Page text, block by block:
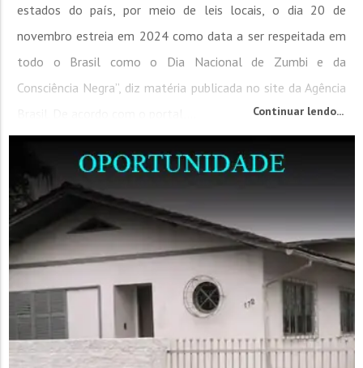
estados do país, por meio de leis locais, o dia 20 de
novembro estreia em 2024 como data a ser respeitada em
todo o Brasil como o Dia Nacional de Zumbi e da
Consciência Negra”, diz matéria publicada no site da Agência
Continuar lendo...